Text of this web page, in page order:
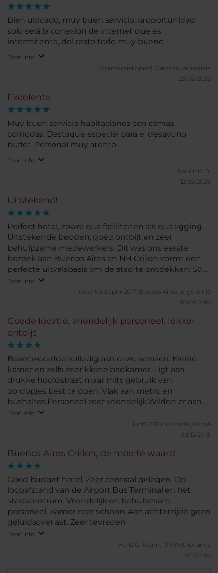
Uitstekend!
Perfect hotel, zowel qua faciliteiten als qua ligging.
Uitstekende bedden, goed ontbijt en zeer
behulpzame medewerkers. Dit was ons eerste
bezoek aan Buenos Aires en NH Crillon vormt een
perfecte uitvalsbasis om de stad te ontdekken: 50
meter van een metrohalte en 100 meter vanaf het
park waar de fietstours starten.
Toon info
robertanitapim2017. Buenos Aires, Argentinië
09/05/2017
Goede locatie, vriendelijk personeel, lekker
ontbijt
Beantwoordde volledig aan onze wensen. Kleine
kamer en zelfs zeer kleine badkamer. Ligt aan
drukke hoofdstraat maar mits gebruik van
oordopjes best te doen. Vlak aan metro en
bushaltes.Personeel zeer vriendelijk.Wilden er aan
voorafgaand naar Iguazu watervallen reizen en
konden onze zwaardere overbodige koffers daar
Toon info
lucb22018. Koksijde, België
20/12/2018
Buenos Aires Crillon, de moeite waard
Goed budget hotel. Zeer centraal gelegen. Op
loopafstand van de Airport Bus Terminal en het
stadscentrum. Vriendelijk en behulpzaam
personeel. Kamer zeer schoon. Aan achterzijde geen
geluidsoverlast. Zeer tevreden
Toon info
Hans G. Edam, The Netherlands
14/12/2016
Bien ubicado, muy buen servicio, la oportunidad
solo será la conexión de internet que es
intermitente, del resto todo muy bueno
Toon info
Josemanuellopez9. Caracas, Venezuela
23/02/2026
Excelente
Muy buen servicio habitaciones con camas
comodas. Destaque especial para el desayuno
buffet. Personal muy atento
Toon info
Mauricio D.
12/02/2026